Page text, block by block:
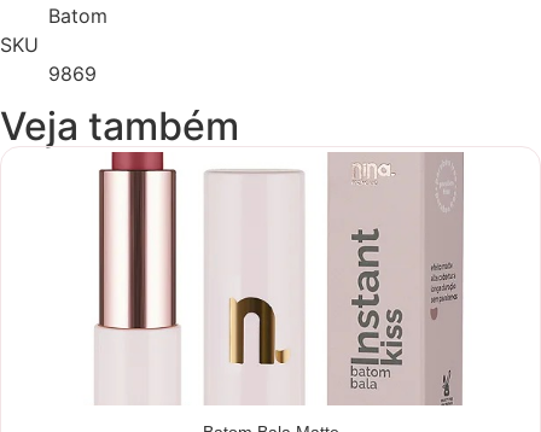
Batom
SKU
9869
Veja também